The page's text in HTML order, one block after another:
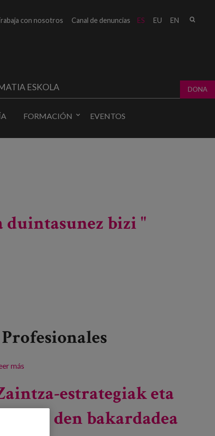
ES EU EN
con nosotros Canal de denuncias
ESKOLA DONA
FORMACIÓN EVENTOS
duintasunez bizi "
Profesionales
más
estrategiak eta
nahi ez den bakardadea